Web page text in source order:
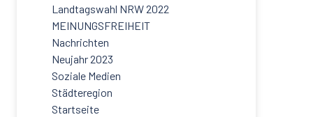
Landtagswahl NRW 2022
MEINUNGSFREIHEIT
Nachrichten
Neujahr 2023
Soziale Medien
Städteregion
Startseite